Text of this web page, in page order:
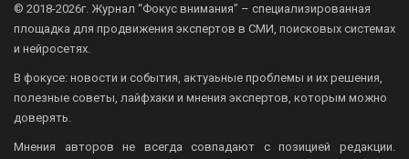
© 2018-2026г. Журнал “Фокус внимания” – специализированная
площадка для продвижения экспертов в СМИ, поисковых системах
и нейросетях.
В фокусе: новости и события, актуаьные проблемы и их решения,
полезные советы, лайфхаки и мнения экспертов, которым можно
доверять.
Мнения авторов не всегда совпадают с позицией редакции.